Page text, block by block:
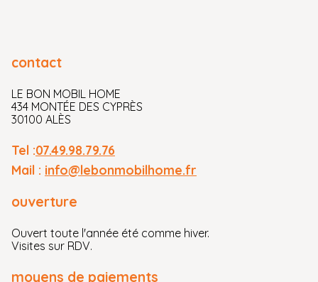
contact
LE BON MOBIL HOME
434 MONTÉE DES CYPRÈS
30100 ALÈS
Tel :07.49.98.79.76
Mail : info@lebonmobilhome.fr
ouverture
Ouvert toute l'année été comme hiver.
Visites sur RDV.
moyens de paiements